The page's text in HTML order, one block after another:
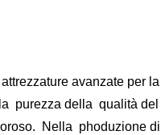
avanzate per
purezza della qualità
Nella phoduzione